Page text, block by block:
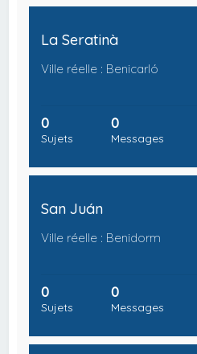
La Seratinà
Ville réelle : Benicarló
0
Sujets
0
Messages
San Juán
Ville réelle : Benidorm
0
Sujets
0
Messages